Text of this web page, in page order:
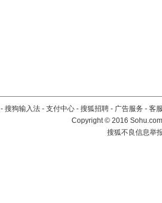
- 搜狗输入法 - 支付中心 - 搜狐招聘 - 广告服务 - 客
Copyright©2016
搜狐不良信息举